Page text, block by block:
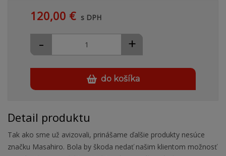
120,00 € s DPH
+
-
do košíka
Detail produktu
Tak ako sme už avizovali, prinášame ďalšie produkty nesúce
značku Masahiro. Bola by škoda nedať našim klientom možnosť